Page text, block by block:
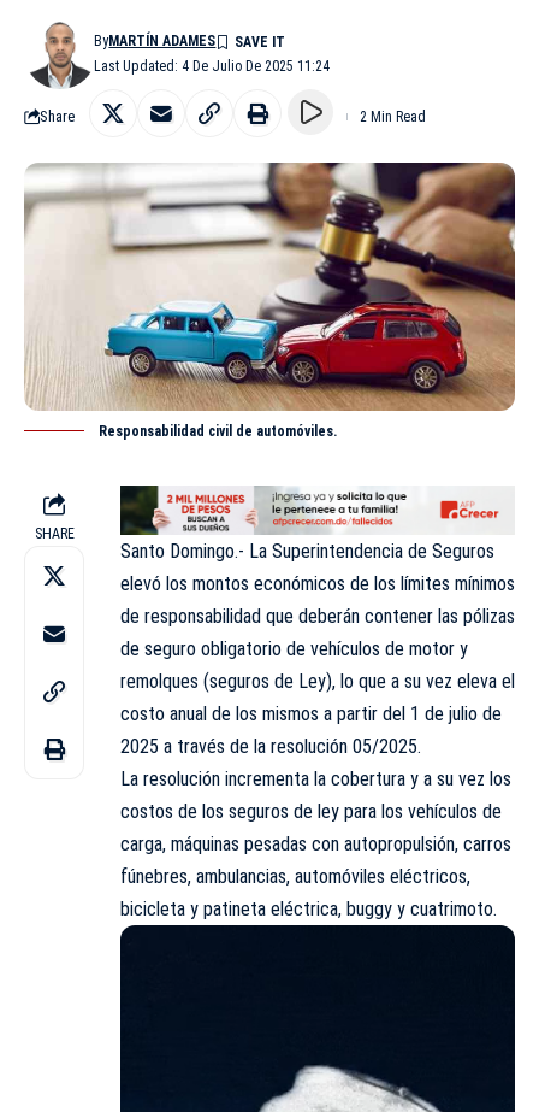
Last Updated: 4 De Julio De 2025 11:24
ByMARTÍN ADAMES
Share 2 Min Read
Responsabilidad civil de automóviles.
SHARE
Santo Domingo.- La Superintendencia de Seguros
elevó los montos económicos de los límites mínimos
de responsabilidad que deberán contener las pólizas
de seguro obligatorio de vehículos de motor y
remolques (seguros de Ley), lo que a su vez eleva el
costo anual de los mismos a partir del 1 de julio de
2025 a través de la resolución 05/2025.
La resolución incrementa la cobertura y a su vez los
costos de los seguros de ley para los vehículos de
carga, máquinas pesadas con autopropulsión, carros
fúnebres, ambulancias, automóviles eléctricos,
bicicleta y patineta eléctrica, buggy y cuatrimoto.